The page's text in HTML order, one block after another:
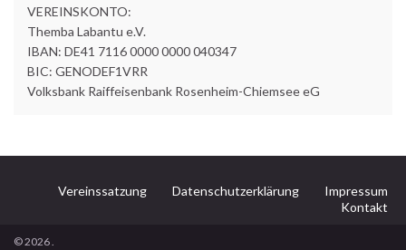
VEREINSKONTO:
Themba Labantu e.V.
IBAN: DE41 7116 0000 0000 040347
BIC: GENODEF1VRR
Volksbank Raiffeisenbank Rosenheim-Chiemsee eG
Vereinssatzung Datenschutzerklärung
Impressum
Kontakt
© 2026 .